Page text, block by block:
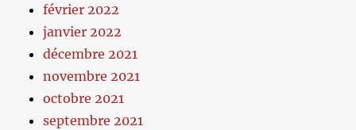
février 2022
janvier 2022
décembre 2021
novembre 2021
octobre 2021
septembre 2021